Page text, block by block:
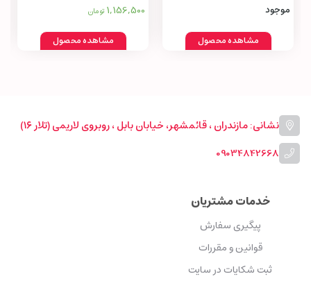
موجود
مشاهده محصول
1,156,500 تومان
مشاهده محصول
نشانی: مازندران ، قائمشهر، خیابان بابل ، روبروی لاریمی (تلار ۱۶)
09034842668
خدمات مشتریان
پیگیری سفارش
قوانین و مقررات
ثبت شکایات در سایت